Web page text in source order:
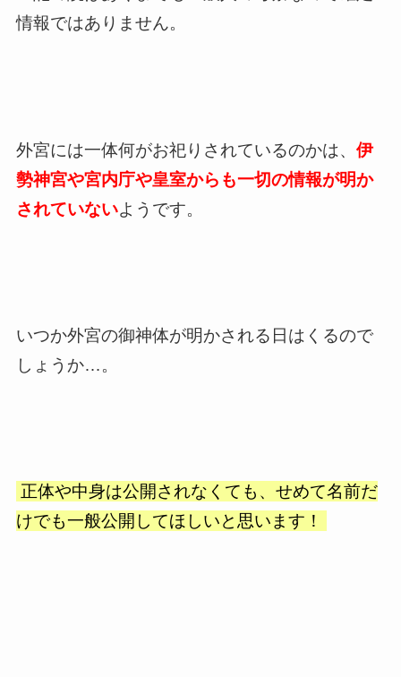
情報ではありません。
外宮には一体何がお祀りされているのかは、 伊
勢神宮や宮内庁や皇室からも一切の情報が明か
されていないようです。
いつか外宮の御神体が明かされる日はくるので
しょうか…。
正体や中身は公開されなくても、せめて名前だ
けでも一般公開してほしいと思います！